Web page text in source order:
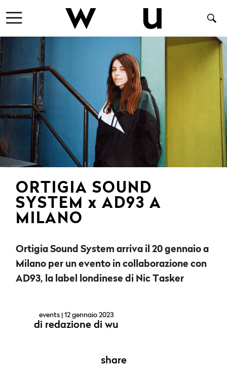
ORTIGIA SOUND
SYSTEM x AD93 A
MILANO
Ortigia Sound System arriva il 20 gennaio a
Milano per un evento in collaborazione con
AD93, la label londinese di Nic Tasker
events | 12 gennaio 2023
di redazione di wu
share